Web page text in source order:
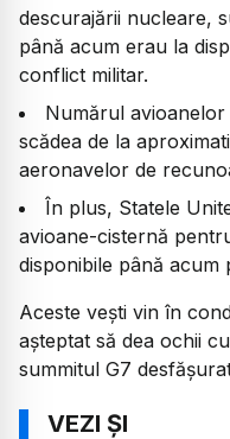
descurajării nucleare,
până acum erau la
conflict militar.
Numărul avioanelor
scădea de la
aeronavelor de
În plus, Statele
avioane-cisternă
disponibile până acum
Aceste vești vin în
așteptat să dea ochii
summitul G7